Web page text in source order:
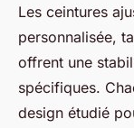
Les ceintures
personnalisée,
offrent une
spécifiques.
design étudié